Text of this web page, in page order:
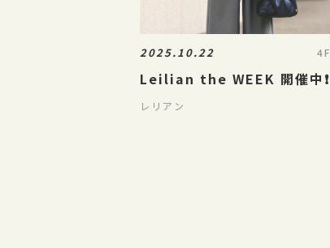
2025.10.22 4F
Leilian the WEEK 開催中❗️
レリアン